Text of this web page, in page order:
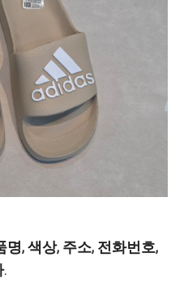
, 색상, 주소, 전화번호,